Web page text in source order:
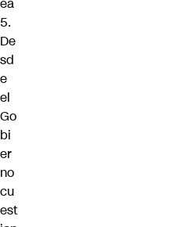
5.
De
sd
e
el
Go
bi
er
no
cu
est